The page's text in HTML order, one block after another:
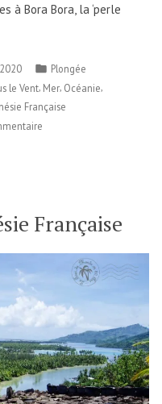
à Bora Bora, la ‘perle
Publié
dans
Plongée
le Vent Mer Océanie
Française
sur
Bora
–
Française
Française